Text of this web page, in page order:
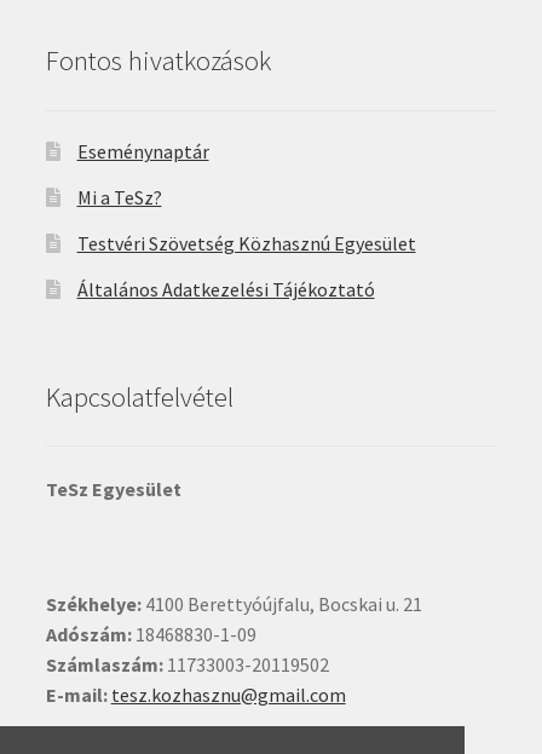
Fontos hivatkozások
Eseménynaptár
Mi a TeSz?
Testvéri Szövetség Közhasznú Egyesület
Általános Adatkezelési Tájékoztató
Kapcsolatfelvétel
TeSz Egyesület
Székhelye:4100 Berettyóújfalu, Bocskai u. 21
Adószám:18468830-1-09
Számlaszám:11733003-20119502
E-mail: tesz.kozhasznu@gmail.com